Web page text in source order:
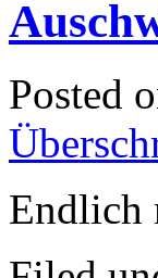
Posted
Endlich